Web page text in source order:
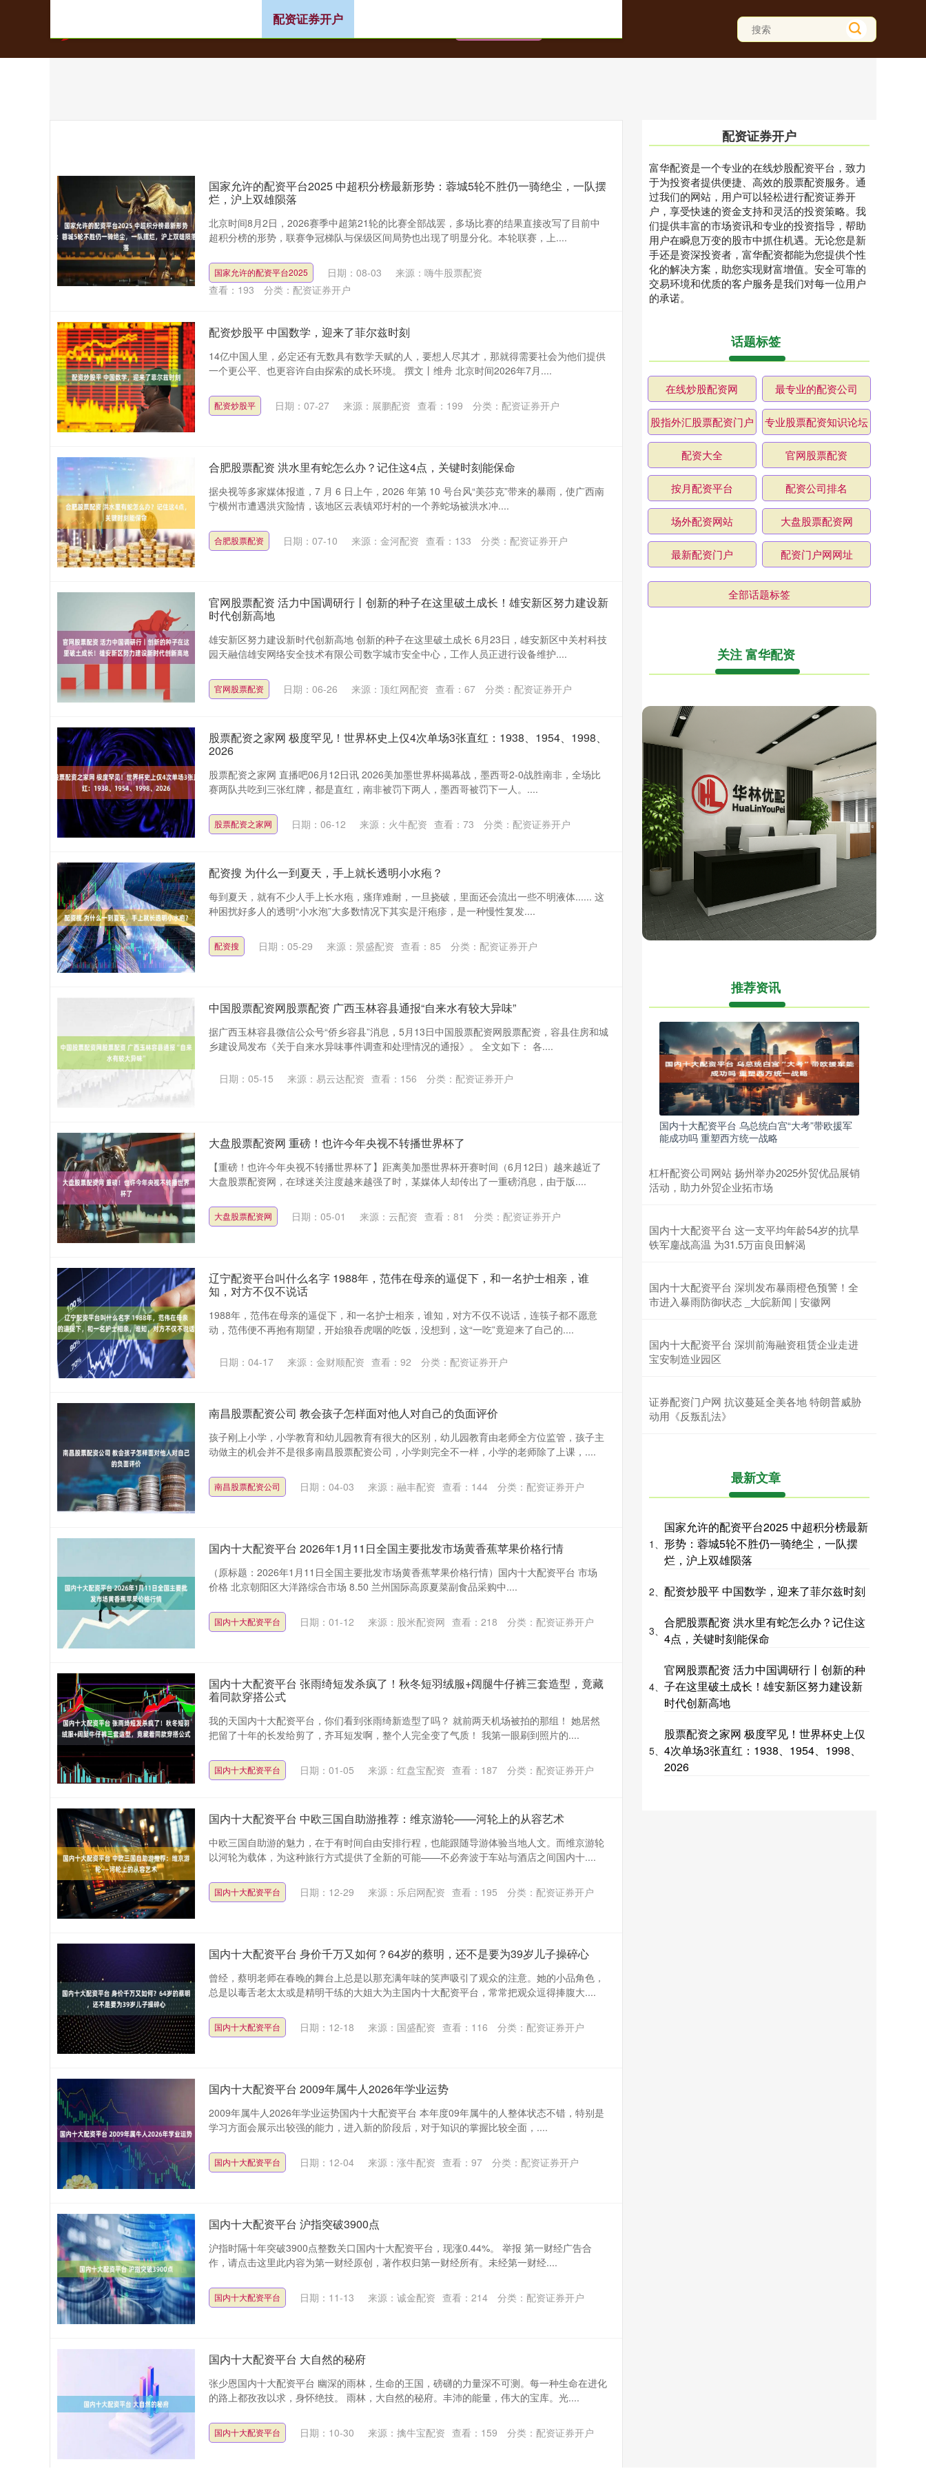
网上在线炒股配资
配资证券开户
国家允许的配资平台2025 中超积分榜最新形势：蓉城5轮不胜仍一骑绝尘，一队摆
烂，沪上双雄陨落
北京时间8月2日，2026赛季中超第21轮的比赛全部战罢，多场比赛的结果直接改写了目前中
超积分榜的形势，联赛争冠梯队与保级区间局势也出现了明显分化。本轮联赛，上....
国家允许的配资平台2025 日期：08-03
来源：嗨牛股票配资
查看： 193 分类： 配资证券开户
配资炒股平 中国数学，迎来了菲尔兹时刻
14亿中国人里，必定还有无数具有数学天赋的人，要想人尽其才，那就得需要社会为他们提供
一个更公平、也更容许自由探索的成长环境。 撰文丨维舟 北京时间2026年7月....
配资炒股平 日期：07-27 来源：展鹏配资 查看： 199 分类： 配资证券开户
合肥股票配资 洪水里有蛇怎么办？记住这4点，关键时刻能保命
据央视等多家媒体报道，7 月 6 日上午，2026 年第 10 号台风“美莎克”带来的暴雨，使广西南
宁横州市遭遇洪灾险情，该地区云表镇邓圩村的一个养蛇场被洪水冲....
合肥股票配资 日期：07-10 来源：金河配资 查看： 133 分类： 配资证券开户
官网股票配资 活力中国调研行丨创新的种子在这里破土成长！雄安新区努力建设新
时代创新高地
雄安新区努力建设新时代创新高地 创新的种子在这里破土成长 6月23日，雄安新区中关村科技
园天融信雄安网络安全技术有限公司数字城市安全中心，工作人员正进行设备维护....
官网股票配资 日期：06-26 来源：顶红网配资 查看： 67 分类： 配资证券开户
股票配资之家网 极度罕见！世界杯史上仅4次单场3张直红：1938、1954、1998、
2026
股票配资之家网 直播吧06月12日讯 2026美加墨世界杯揭幕战，墨西哥2-0战胜南非，全场比
赛两队共吃到三张红牌，都是直红，南非被罚下两人，墨西哥被罚下一人。....
股票配资之家网 日期：06-12 来源：火牛配资 查看： 73 分类： 配资证券开户
配资搜 为什么一到夏天，手上就长透明小水疱？
每到夏天，就有不少人手上长水疱，瘙痒难耐，一旦挠破，里面还会流出一些不明液体...... 这
种困扰好多人的透明“小水泡”大多数情况下其实是汗疱疹，是一种慢性复发....
配资搜 日期：05-29 来源：景盛配资 查看： 85 分类： 配资证券开户
中国股票配资网股票配资 广西玉林容县通报“自来水有较大异味”
据广西玉林容县微信公众号“侨乡容县”消息，5月13日中国股票配资网股票配资，容县住房和城
乡建设局发布《关于自来水异味事件调查和处理情况的通报》。 全文如下： 各....
日期：05-15 来源：易云达配资 查看： 156 分类： 配资证券开户
大盘股票配资网 重磅！也许今年央视不转播世界杯了
【重磅！也许今年央视不转播世界杯了】距离美加墨世界杯开赛时间（6月12日）越来越近了
大盘股票配资网，在球迷关注度越来越强了时，某媒体人却传出了一重磅消息，由于版....
大盘股票配资网 日期：05-01 来源：云配资 查看： 81 分类： 配资证券开户
辽宁配资平台叫什么名字 1988年，范伟在母亲的逼促下，和一名护士相亲，谁
知，对方不仅不说话
1988年，范伟在母亲的逼促下，和一名护士相亲，谁知，对方不仅不说话，连筷子都不愿意
动，范伟便不再抱有期望，开始狼吞虎咽的吃饭，没想到，这“一吃”竟迎来了自己的....
日期：04-17 来源：金财顺配资 查看： 92 分类： 配资证券开户
南昌股票配资公司 教会孩子怎样面对他人对自己的负面评价
孩子刚上小学，小学教育和幼儿园教育有很大的区别，幼儿园教育由老师全方位监管，孩子主
动做主的机会并不是很多南昌股票配资公司，小学则完全不一样，小学的老师除了上课，....
南昌股票配资公司 日期：04-03 来源：融丰配资 查看： 144 分类： 配资证券开户
国内十大配资平台 2026年1月11日全国主要批发市场黄香蕉苹果价格行情
（原标题：2026年1月11日全国主要批发市场黄香蕉苹果价格行情）国内十大配资平台 市场
价格 北京朝阳区大洋路综合市场 8.50 兰州国际高原夏菜副食品采购中....
国内十大配资平台 日期：01-12 来源：股米配资网 查看： 218 分类： 配资证券开户
国内十大配资平台 张雨绮短发杀疯了！秋冬短羽绒服+阔腿牛仔裤三套造型，竟藏
着同款穿搭公式
我的天国内十大配资平台，你们看到张雨绮新造型了吗？ 就前两天机场被拍的那组！ 她居然
把留了十年的长发给剪了，齐耳短发啊，整个人完全变了气质！ 我第一眼刷到照片的....
国内十大配资平台 日期：01-05 来源：红盘宝配资 查看： 187 分类： 配资证券开户
国内十大配资平台 中欧三国自助游推荐：维京游轮——河轮上的从容艺术
中欧三国自助游的魅力，在于有时间自由安排行程，也能跟随导游体验当地人文。而维京游轮
以河轮为载体，为这种旅行方式提供了全新的可能——不必奔波于车站与酒店之间国内十....
国内十大配资平台 日期：12-29 来源：乐启网配资 查看： 195 分类： 配资证券开户
国内十大配资平台 身价千万又如何？64岁的蔡明，还不是要为39岁儿子操碎心
曾经，蔡明老师在春晚的舞台上总是以那充满年味的笑声吸引了观众的注意。她的小品角色，
总是以毒舌老太太或是精明干练的大姐大为主国内十大配资平台，常常把观众逗得捧腹大....
国内十大配资平台 日期：12-18 来源：国盛配资 查看： 116 分类： 配资证券开户
国内十大配资平台 2009年属牛人2026年学业运势
2009年属牛人2026年学业运势国内十大配资平台 本年度09年属牛的人整体状态不错，特别是
学习方面会展示出较强的能力，进入新的阶段后，对于知识的掌握比较全面，....
国内十大配资平台 日期：12-04 来源：涨牛配资 查看： 97 分类： 配资证券开户
国内十大配资平台 沪指突破3900点
沪指时隔十年突破3900点整数关口国内十大配资平台，现涨0.44%。 举报 第一财经广告合
作，请点击这里此内容为第一财经原创，著作权归第一财经所有。未经第一财经....
国内十大配资平台 日期：11-13 来源：诚金配资 查看： 214 分类： 配资证券开户
国内十大配资平台 大自然的秘府
张少恩国内十大配资平台 幽深的雨林，生命的王国，磅礴的力量深不可测。每一种生命在进化
的路上都孜孜以求，身怀绝技。 雨林，大自然的秘府。丰沛的能量，伟大的宝库。光....
国内十大配资平台 日期：10-30 来源：擒牛宝配资 查看： 159 分类： 配资证券开户
配资证券开户
富华配资是一个专业的在线炒股配资平台，致力
于为投资者提供便捷、高效的股票配资服务。通
过我们的网站，用户可以轻松进行配资证券开
户，享受快速的资金支持和灵活的投资策略。我
们提供丰富的市场资讯和专业的投资指导，帮助
用户在瞬息万变的股市中抓住机遇。无论您是新
手还是资深投资者，富华配资都能为您提供个性
化的解决方案，助您实现财富增值。安全可靠的
交易环境和优质的客户服务是我们对每一位用户
的承诺。
话题标签
在线炒股配资网 最专业的配资公司
股指外汇股票配资门户 专业股票配资知识论坛
配资大全 官网股票配资
按月配资平台 配资公司排名
场外配资网站 大盘股票配资网
最新配资门户 配资门户网网址
全部话题标签
关注 富华配资
推荐资讯
国内十大配资平台 乌总统白宫“大考”带欧援军
能成功吗 重塑西方统一战略
杠杆配资公司网站 扬州举办2025外贸优品展销
活动，助力外贸企业拓市场
国内十大配资平台 这一支平均年龄54岁的抗旱
铁军鏖战高温 为31.5万亩良田解渴
国内十大配资平台 深圳发布暴雨橙色预警！全
市进入暴雨防御状态 _大皖新闻 | 安徽网
国内十大配资平台 深圳前海融资租赁企业走进
宝安制造业园区
证券配资门户网 抗议蔓延全美各地 特朗普威胁
动用《反叛乱法》
最新文章
1、
国家允许的配资平台2025 中超积分榜最新
形势：蓉城5轮不胜仍一骑绝尘，一队摆
烂，沪上双雄陨落
2、 配资炒股平 中国数学，迎来了菲尔兹时刻
3、
合肥股票配资 洪水里有蛇怎么办？记住这
4点，关键时刻能保命
4、
官网股票配资 活力中国调研行丨创新的种
子在这里破土成长！雄安新区努力建设新
时代创新高地
5、
股票配资之家网 极度罕见！世界杯史上仅
4次单场3张直红：1938、1954、1998、
2026